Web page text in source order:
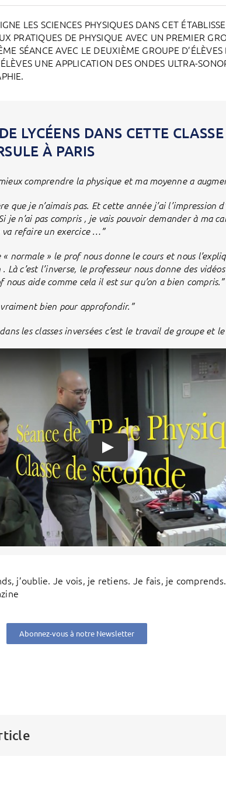
LES SCIENCES PHYSIQUES DANS CET
PRATIQUES DE PHYSIQUE AVEC UN PREMIER
SÉANCE AVEC LE DEUXIÈME GROUPE
UNE APPLICATION DES ONDES ULTRA-
LYCÉENS DANS CETTE
À PARIS
comprendre la physique et ma moyenne a
que je n’aimais pas. Et cette année j’ai
je n’ai pas compris , je vais pouvoir demander à ma
refaire un exercice …”
« normale » le prof nous donne le cours et nous
Là c’est l’inverse, le professeur nous donne des
nous aide comme cela il est sur qu’on a bien compris.”
vraiment bien pour approfondir.”
les classes inversées c’est le travail de groupe et
j’oublie. Je vois, je retiens. Je fais, je
Abonnez-vous à notre Newsletter